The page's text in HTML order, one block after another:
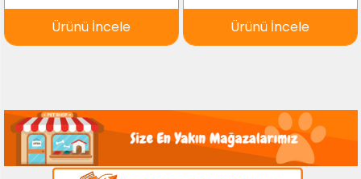
Ürünü İncele Ürünü İncele